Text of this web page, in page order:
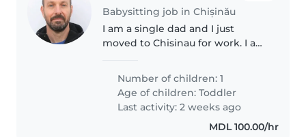
Babysitting job in Chișinău
I am a single dad and I just
moved to Chisinau for work. I am
babysitter for an energetic and
affectionate four-year-old boy.
My son speaks Italian, Turkish..
Number of children: 1
Age of children:Toddler
Last activity: 2 weeks ago
MDL 100.00/hr